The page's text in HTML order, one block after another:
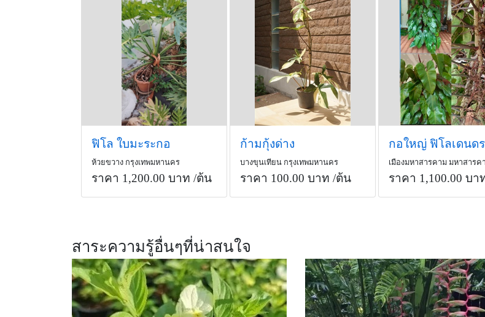
ฟิโล ใบมะระกอ
ห้วยขวาง กรุงเทพมหานคร
ราคา 1,200.00 บาท /ต้น
ก้ามกุ้งด่าง
บางขุนเทียน กรุงเทพมหานคร
ราคา 100.00 บาท /ต้น
เมืองมหาสารคาม มหาสารค
ราคา 1,100.00 บา
สาระความรู้อื่นๆที่น่าสนใจ